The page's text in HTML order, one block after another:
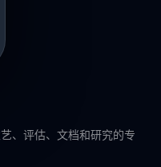
、评估、文档和研究的专